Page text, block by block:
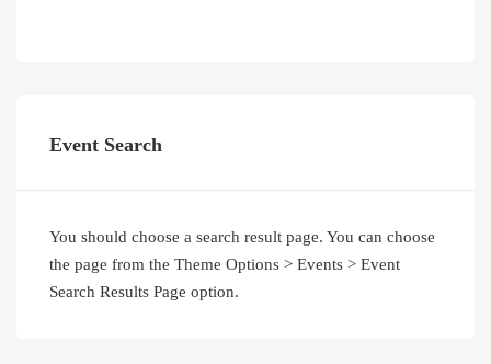
Event Search
You should choose a search result page. You can choose
the page from the Theme Options > Events > Event
Search Results Page option.